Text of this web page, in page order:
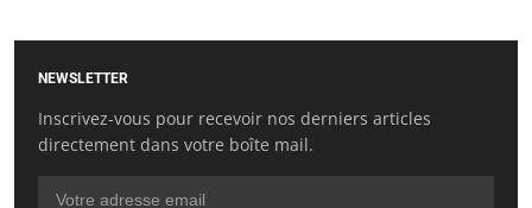
NEWSLETTER
Inscrivez-vous pour recevoir nos derniers articles
directement dans votre boîte mail.